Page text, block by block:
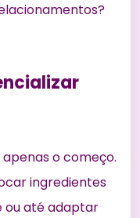
?
apenas o começo.
ingredientes
ou até adaptar